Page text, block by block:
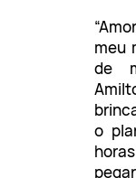
meu
de
o